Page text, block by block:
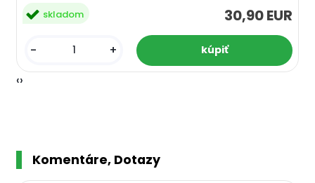
30,90 EUR
skladom
-
+
‹›
Komentáre, Dotazy